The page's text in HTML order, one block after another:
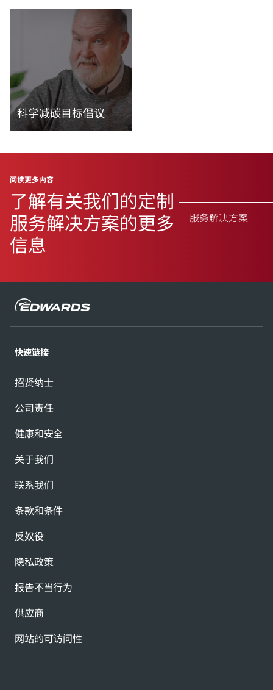
科学减碳目标倡议
阅读更多内容
了解有关我们的定制
服务解决方案的更多
信息
服务解决方案
快速链接
招贤纳士
公司责任
健康和安全
关于我们
联系我们
条款和条件
反奴役
隐私政策
报告不当行为
供应商
网站的可访问性